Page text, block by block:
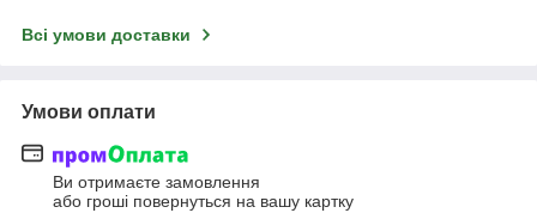
Всі умови доставки
Умови оплати
Ви отримаєте замовлення
або гроші повернуться на вашу картку